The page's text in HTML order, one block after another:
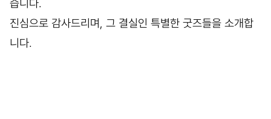
습니다.
진심으로 감사드리며, 그 결실인 특별한 굿즈들을 소개합
니다.